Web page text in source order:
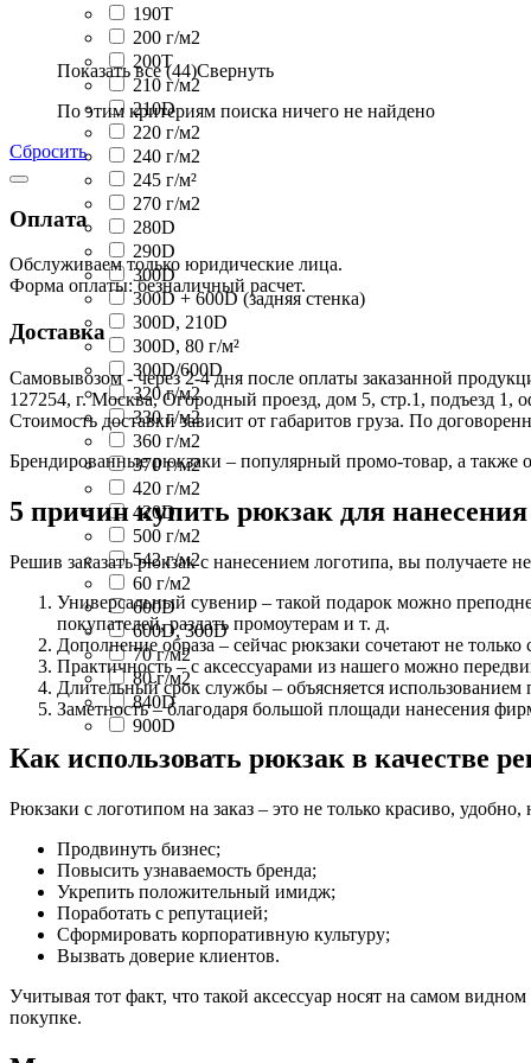
190T
200 г/м2
200T
210 г/м2
210D
220 г/м2
240 г/м2
245 г/м²
270 г/м2
280D
290D
300D
300D + 600D (задняя стенка)
300D, 210D
300D, 80 г/м²
300D/600D
320 г/м2
330 г/м2
360 г/м2
370 г/м2
420 г/м2
420D
500 г/м2
542 г/м2
60 г/м2
600D
600D, 300D
70 г/м2
80 г/м2
840D
900D
Показать все (44)Свернуть
По этим критериям поиска ничего не найдено
Сбросить
Оплата
Обслуживаем только юридические лица.
Форма оплаты: безналичный расчет.
Доставка
Самовывозом - через 2-4 дня после оплаты заказанной
127254, г. Москва, Огородный проезд, дом 5, стр.1, подъезд 1,
Стоимость доставки зависит от габаритов груза. По
Брендированные рюкзаки – популярный промо-товар, а также
5 причин купить рюкзак для нанесения
Решив заказать рюкзак с нанесением логотипа, вы получаете
Универсальный сувенир – такой подарок можно
покупателей, раздать промоутерам и т. д.
Дополнение образа – сейчас рюкзаки сочетают не
Практичность – с аксессуарами из нашего можно
Длительный срок службы – объясняется
Заметность – благодаря большой площади нанесения
Как использовать рюкзак в качестве
Рюкзаки с логотипом на заказ – это не только красиво,
Продвинуть бизнес;
Повысить узнаваемость бренда;
Укрепить положительный имидж;
Поработать с репутацией;
Сформировать корпоративную культуру;
Вызвать доверие клиентов.
Учитывая тот факт, что такой аксессуар носят на самом
покупке.